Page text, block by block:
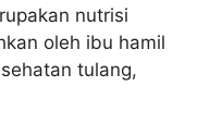
nutrisi
oleh ibu hamil
tulang,